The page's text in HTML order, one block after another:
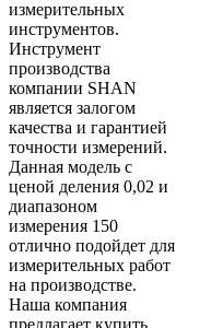
измерительных
инструментов.
Инструмент
производства
компании SHAN
является залогом
качества и гарантией
точности измерений.
Данная модель с
ценой деления 0,02 и
диапазоном
измерения 150
отлично подойдет для
измерительных работ
на производстве.
Наша компания